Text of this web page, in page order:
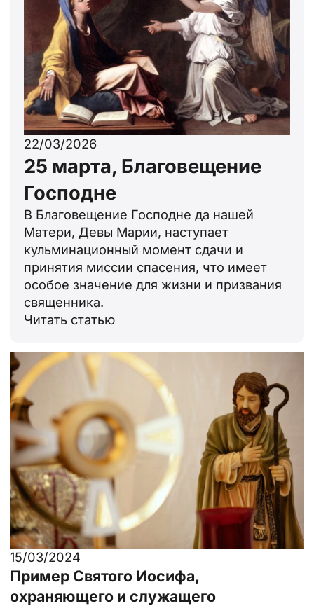
22/03/2026
25 марта, Благовещение
Господне
В Благовещение Господне да нашей
Матери, Девы Марии, наступает
кульминационный момент сдачи и
принятия миссии спасения, что имеет
особое значение для жизни и призвания
священника.
Читать статью
15/03/2024
Пример Святого Иосифа,
охраняющего и служащего